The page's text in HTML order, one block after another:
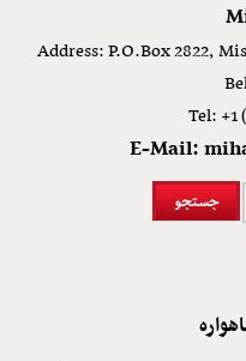
Address: P.O.Box 2822,
Tel: +1
E-Mail: